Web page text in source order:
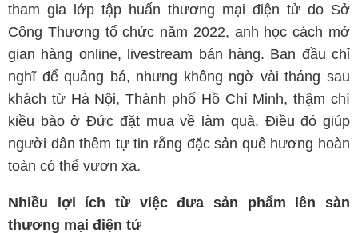
tham gia lớp tập huấn thương mại điện tử do Sở
Công Thương tổ chức năm 2022, anh học cách mở
gian hàng online, livestream bán hàng. Ban đầu chỉ
nghĩ để quảng bá, nhưng không ngờ vài tháng sau
khách từ Hà Nội, Thành phố Hồ Chí Minh, thậm chí
kiều bào ở Đức đặt mua về làm quà. Điều đó giúp
người dân thêm tự tin rằng đặc sản quê hương hoàn
toàn có thể vươn xa.
Nhiều lợi ích từ việc đưa sản phẩm lên sàn
thương mại điện tử